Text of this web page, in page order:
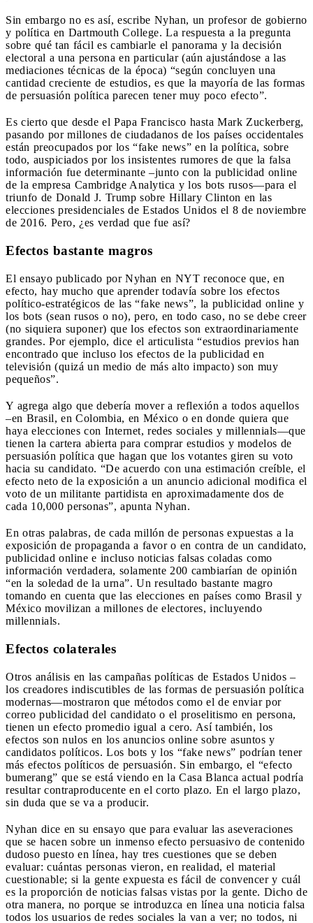
Sin embargo no es así, escribe Nyhan, un profesor de gobierno
y política en Dartmouth College. La respuesta a la pregunta
sobre qué tan fácil es cambiarle el panorama y la decisión
electoral a una persona en particular (aún ajustándose a las
mediaciones técnicas de la época) “según concluyen una
cantidad creciente de estudios, es que la mayoría de las formas
de persuasión política parecen tener muy poco efecto”.
Es cierto que desde el Papa Francisco hasta Mark Zuckerberg,
pasando por millones de ciudadanos de los países occidentales
están preocupados por los “fake news” en la política, sobre
todo, auspiciados por los insistentes rumores de que la falsa
información fue determinante –junto con la publicidad online
de la empresa Cambridge Analytica y los bots rusos—para el
triunfo de Donald J. Trump sobre Hillary Clinton en las
elecciones presidenciales de Estados Unidos el 8 de noviembre
de 2016. Pero, ¿es verdad que fue así?
Efectos bastante magros
El ensayo publicado por Nyhan en NYT reconoce que, en
efecto, hay mucho que aprender todavía sobre los efectos
político-estratégicos de las “fake news”, la publicidad online y
los bots (sean rusos o no), pero, en todo caso, no se debe creer
(no siquiera suponer) que los efectos son extraordinariamente
grandes. Por ejemplo, dice el articulista “estudios previos han
encontrado que incluso los efectos de la publicidad en
televisión (quizá un medio de más alto impacto) son muy
pequeños”.
Y agrega algo que debería mover a reflexión a todos aquellos
–en Brasil, en Colombia, en México o en donde quiera que
haya elecciones con Internet, redes sociales y millennials—que
tienen la cartera abierta para comprar estudios y modelos de
persuasión política que hagan que los votantes giren su voto
hacia su candidato. “De acuerdo con una estimación creíble, el
efecto neto de la exposición a un anuncio adicional modifica el
voto de un militante partidista en aproximadamente dos de
cada 10,000 personas”, apunta Nyhan.
En otras palabras, de cada millón de personas expuestas a la
exposición de propaganda a favor o en contra de un candidato,
publicidad online e incluso noticias falsas coladas como
información verdadera, solamente 200 cambiarían de opinión
“en la soledad de la urna”. Un resultado bastante magro
tomando en cuenta que las elecciones en países como Brasil y
México movilizan a millones de electores, incluyendo
millennials.
Efectos colaterales
Otros análisis en las campañas políticas de Estados Unidos –
los creadores indiscutibles de las formas de persuasión política
modernas—mostraron que métodos como el de enviar por
correo publicidad del candidato o el proselitismo en persona,
tienen un efecto promedio igual a cero. Así también, los
efectos son nulos en los anuncios online sobre asuntos y
candidatos políticos. Los bots y los “fake news” podrían tener
más efectos políticos de persuasión. Sin embargo, el “efecto
bumerang” que se está viendo en la Casa Blanca actual podría
resultar contraproducente en el corto plazo. En el largo plazo,
sin duda que se va a producir.
Nyhan dice en su ensayo que para evaluar las aseveraciones
que se hacen sobre un inmenso efecto persuasivo de contenido
dudoso puesto en línea, hay tres cuestiones que se deben
evaluar: cuántas personas vieron, en realidad, el material
cuestionable; si la gente expuesta es fácil de convencer y cuál
es la proporción de noticias falsas vistas por la gente. Dicho de
otra manera, no porque se introduzca en línea una noticia falsa
todos los usuarios de redes sociales la van a ver; no todos, ni